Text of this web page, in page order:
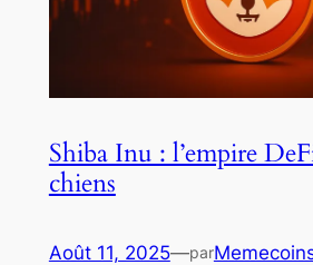
Shiba Inu : l’empire
chiens
Août 11, 2025—par